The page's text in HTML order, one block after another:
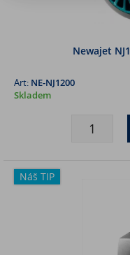
Newajet
Art: NE-NJ1200
Skladem
Náš TIP